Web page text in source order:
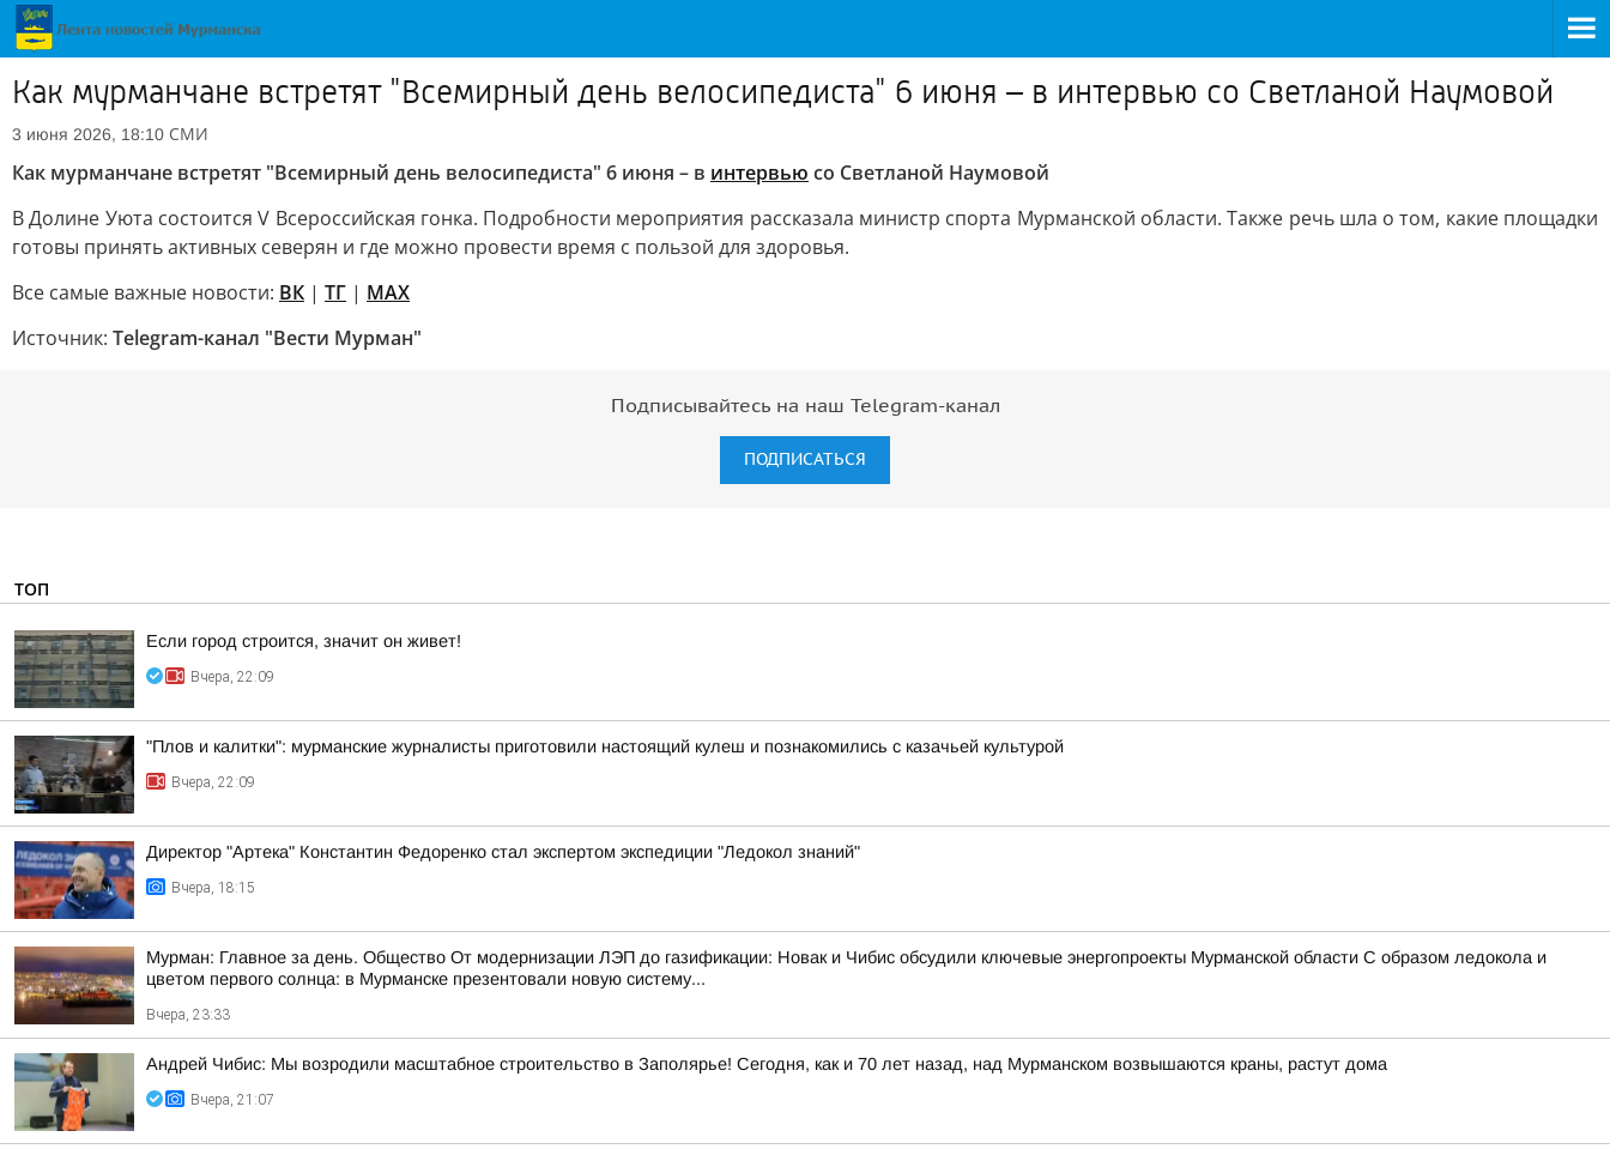
Как мурманчане встретят "Всемирный день велосипедиста" 6 июня – в интервью со Светланой Наумовой
3 июня 2026, 18:10 СМИ
Как мурманчане встретят "Всемирный день велосипедиста" 6 июня – в интервью со Светланой Наумовой
В Долине Уюта состоится V Всероссийская гонка. Подробности мероприятия рассказала министр спорта Мурманской области. Также речь шла о том, какие площадки
готовы принять активных северян и где можно провести время с пользой для здоровья.
Все самые важные новости: ВК | ТГ | MAX
Источник: Telegram-канал "Вести Мурман"
Подписывайтесь на наш Telegram-канал
ПОДПИСАТЬСЯ
ТОП
Если город строится, значит он живет!
Вчера, 22:09
"Плов и калитки": мурманские журналисты приготовили настоящий кулеш и познакомились с казачьей культурой
Вчера, 22:09
Директор "Артека" Константин Федоренко стал экспертом экспедиции "Ледокол знаний"
Вчера, 18:15
Мурман: Главное за день. Общество От модернизации ЛЭП до газификации: Новак и Чибис обсудили ключевые энергопроекты Мурманской области С образом ледокола и
цветом первого солнца: в Мурманске презентовали новую систему...
Вчера, 23:33
Андрей Чибис: Мы возродили масштабное строительство в Заполярье! Сегодня, как и 70 лет назад, над Мурманском возвышаются краны, растут дома
Вчера, 21:07